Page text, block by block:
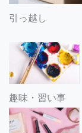
引っ越し
趣味・習い事